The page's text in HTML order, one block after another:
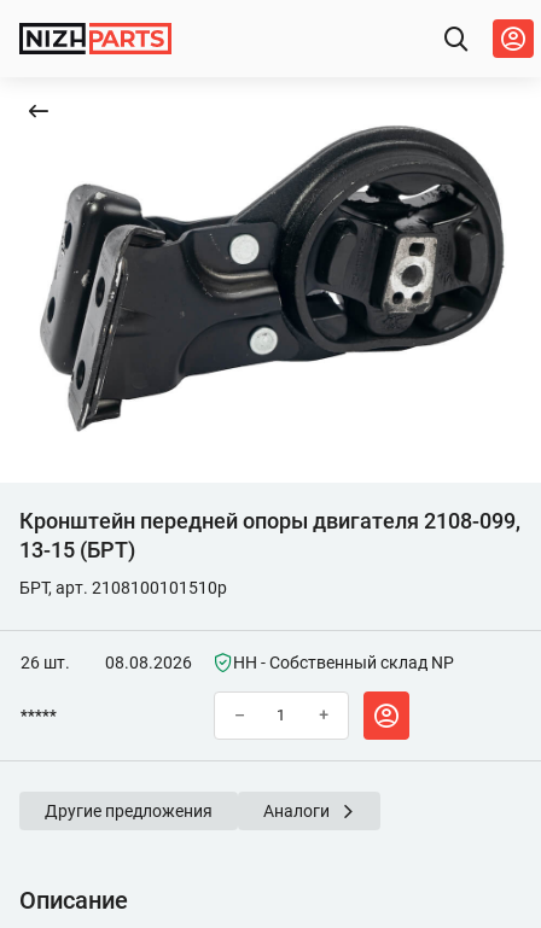
Кронштейн передней опоры двигателя 2108-099,
13-15 (БРТ)
БРТ, арт. 2108100101510p
26 шт. 08.08.2026 НН - Собственный склад NP
***** – +
Другие предложения Аналоги
Описание